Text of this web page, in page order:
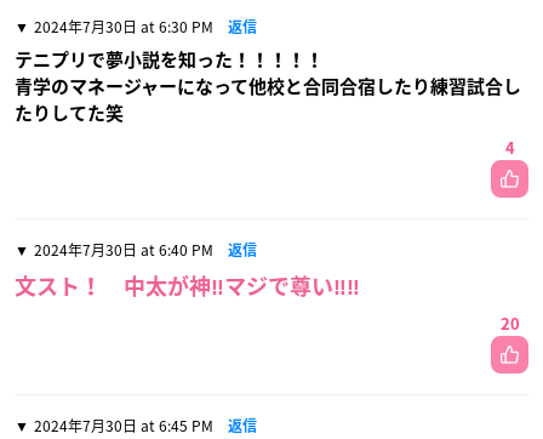
2024年7月30日 at 6:30 PM 返信
テニプリで夢小説を知った！！！！！
青学のマネージャーになって他校と合同合宿したり練習試合し
たりしてた笑
4
2024年7月30日 at 6:40 PM 返信
文スト！ 中太が神‼︎マジで尊い‼︎‼︎
20
2024年7月30日 at 6:45 PM 返信